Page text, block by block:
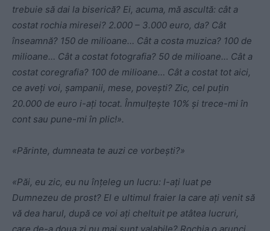
trebuie să dai la biserică? Ei, acuma, mă ascultă: cât a
costat rochia miresei? 2.000 – 3.000 euro, da? Cât
înseamnă? 150 de milioane… Cât a costa muzica? 100 de
milioane… Cât a costat fotografia? 50 de milioane… Cât a
costat coregrafia? 100 de milioane… Cât a costat tot aici,
ce aveți voi, șampanii, mese, povești? Zic, cel puțin
20.000 de euro i-ați tocat. Înmulțește 10% și trece-mi în
cont sau pune-mi în plic!».
«Părinte, dumneata te auzi ce vorbești?»
«Păi, eu zic, eu nu înțeleg un lucru: l-ați luat pe
Dumnezeu de prost? El e ultimul fraier la care ați venit să
vă dea harul, după ce voi ați cheltuit pe atâtea lucruri,